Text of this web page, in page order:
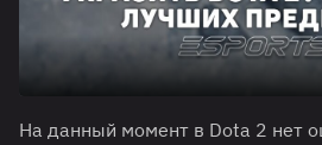
На данный момент в Dota 2 нет